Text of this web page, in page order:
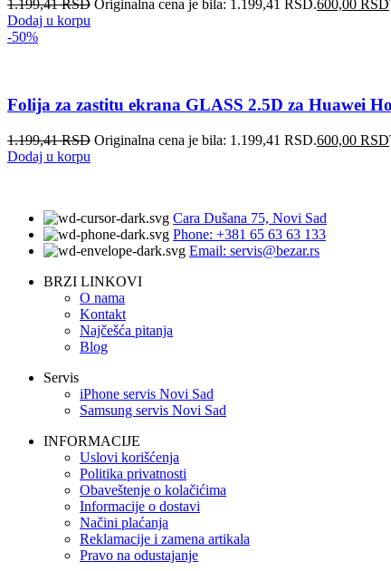
1.199,41RSD Originalna cena je bila: 1.199,41 RSD.600,00 RSD
Dodaj u korpu
-50%
Folija za zastitu ekrana GLASS 2.5D za Huawei
1.199,41RSD Originalna cena je bila: 1.199,41 RSD.600,00 RSD
Dodaj u korpu
Cara Dušana 75, Novi Sad
Phone: +381 65 63 63 133
Email: servis@bezar.rs
BRZI LINKOVI
O nama
Kontakt
Najčešća pitanja
Blog
Servis
iPhone servis Novi Sad
Samsung servis Novi Sad
INFORMACIJE
Uslovi korišćenja
Politika privatnosti
Obaveštenje o kolačićima
Informacije o dostavi
Načini plaćanja
Reklamacije i zamena artikala
Pravo na odustajanje